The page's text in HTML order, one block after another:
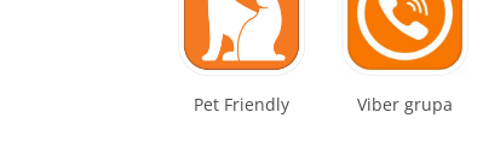
Pet Friendly Viber grupa